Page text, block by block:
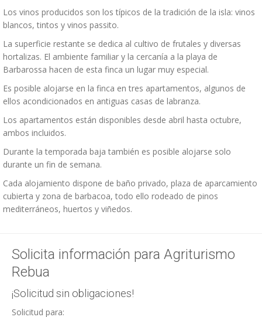
Los vinos producidos son los típicos de la tradición de la isla: vinos
blancos, tintos y vinos passito.
La superficie restante se dedica al cultivo de frutales y diversas
hortalizas. El ambiente familiar y la cercanía a la playa de
Barbarossa hacen de esta finca un lugar muy especial.
Es posible alojarse en la finca en tres apartamentos, algunos de
ellos acondicionados en antiguas casas de labranza.
Los apartamentos están disponibles desde abril hasta octubre,
ambos incluidos.
Durante la temporada baja también es posible alojarse solo
durante un fin de semana.
Cada alojamiento dispone de baño privado, plaza de aparcamiento
cubierta y zona de barbacoa, todo ello rodeado de pinos
mediterráneos, huertos y viñedos.
Solicita información para Agriturismo
Rebua
¡Solicitud sin obligaciones!
Solicitud para: